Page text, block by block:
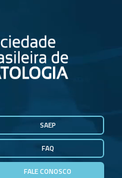
SAEP
FAQ
FALE CONOSCO